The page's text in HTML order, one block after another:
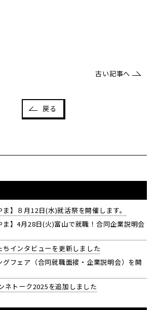
古い記事へ
戻る
ま】８月12日(水)就活祭を開催します。
ま】4月28日(火)富山で就職！合同企業説明会
インタビューを更新しました
フェア（合同就職面接・企業説明会）を開
ネトーク2025を追加しました